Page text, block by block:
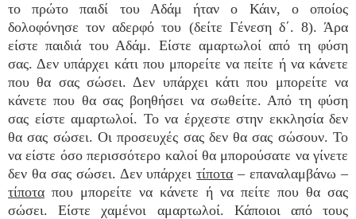
το πρώτο παιδί του Αδάμ ήταν ο Κάιν, ο οποίος
δολοφόνησε τον αδερφό του (δείτε Γένεση δ΄. 8). Άρα
είστε παιδιά του Αδάμ. Είστε αμαρτωλοί από τη φύση
σας. Δεν υπάρχει κάτι που μπορείτε να πείτε ή να κάνετε
που θα σας σώσει. Δεν υπάρχει κάτι που μπορείτε να
κάνετε που θα σας βοηθήσει να σωθείτε. Από τη φύση
σας είστε αμαρτωλοί. Το να έρχεστε στην εκκλησία δεν
θα σας σώσει. Οι προσευχές σας δεν θα σας σώσουν. Το
να είστε όσο περισσότερο καλοί θα μπορούσατε να γίνετε
δεν θα σας σώσει. Δεν υπάρχειτίποτα – επαναλαμβάνω –
τίποτα που μπορείτε να κάνετε ή να πείτε που θα σας
σώσει. Είστε χαμένοι αμαρτωλοί. Κάποιοι από τους